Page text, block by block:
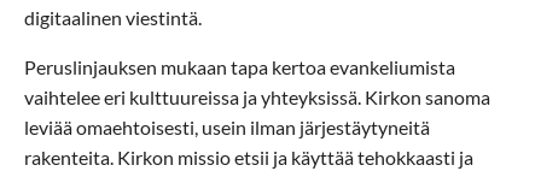
digitaalinen viestintä.
Peruslinjauksen mukaan tapa kertoa evankeliumista
vaihtelee eri kulttuureissa ja yhteyksissä. Kirkon sanoma
leviää omaehtoisesti, usein ilman järjestäytyneitä
rakenteita. Kirkon missio etsii ja käyttää tehokkaasti ja